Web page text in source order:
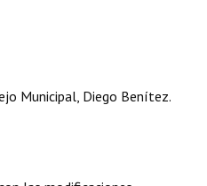
Municipal, Diego Benítez.